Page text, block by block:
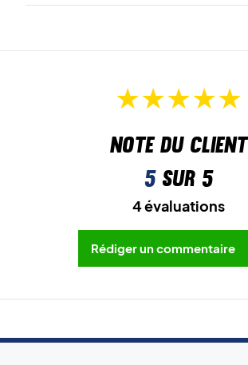
Note du client
5sur 5
4 évaluations
Rédiger un commentaire